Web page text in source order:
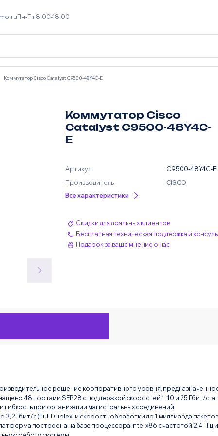
Пн-Пт 8:00-18:00
Коммутатор Cisco Catalyst C9500-48Y4C-E
Коммутатор Cisco
Catalyst C9500-48Y4C-
E
Артикул
C9500-48Y4C-E
Производитель
CISCO
Все характеристики
Скидки для лояльных клиентов
Бесплатная техническая поддержка и
Подарок за ваше мнение о нас
решение корпоративного уровня, предназначенное
48 портами SFP28 с поддержкой скоростей 1, 10 и 25 Гбит/с,
при организации магистральных соединений.
Тбит/с (Full Duplex) и скорость обработки до 1 миллиарда
построена на базе процессора Intel x86 с частотой 2,4 ГГц